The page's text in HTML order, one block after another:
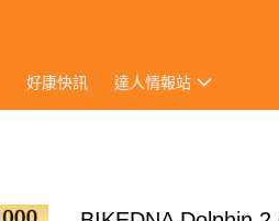
好康快訊 達人情報站